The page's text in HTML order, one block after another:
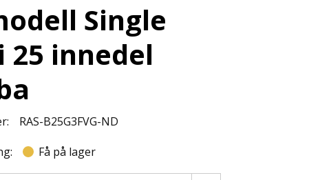
Single
innedel
RAS-B25G3FVG-ND
Få på lager